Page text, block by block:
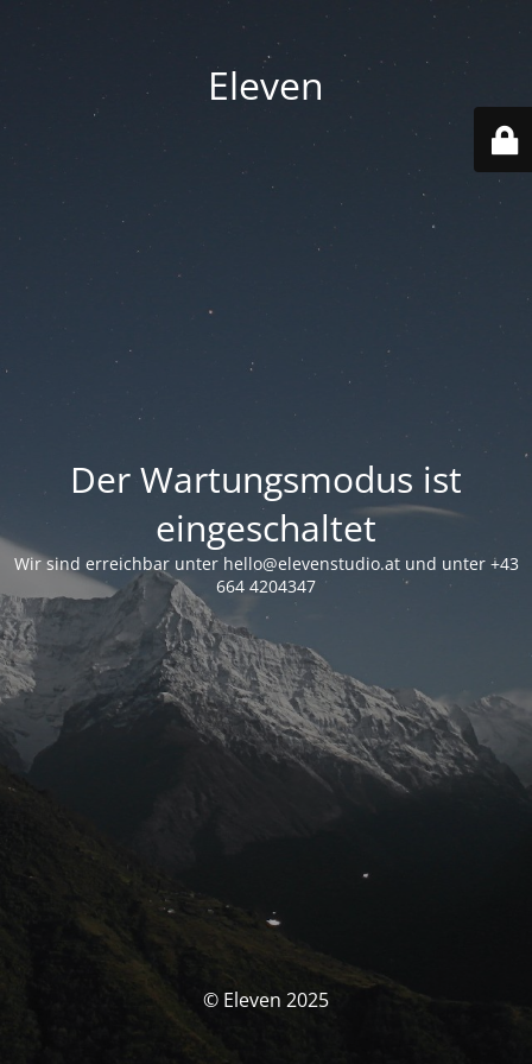
Eleven
Der Wartungsmodus ist
eingeschaltet
Wir sind erreichbar unter hello@elevenstudio.at und unter +43
664 4204347
© Eleven 2025